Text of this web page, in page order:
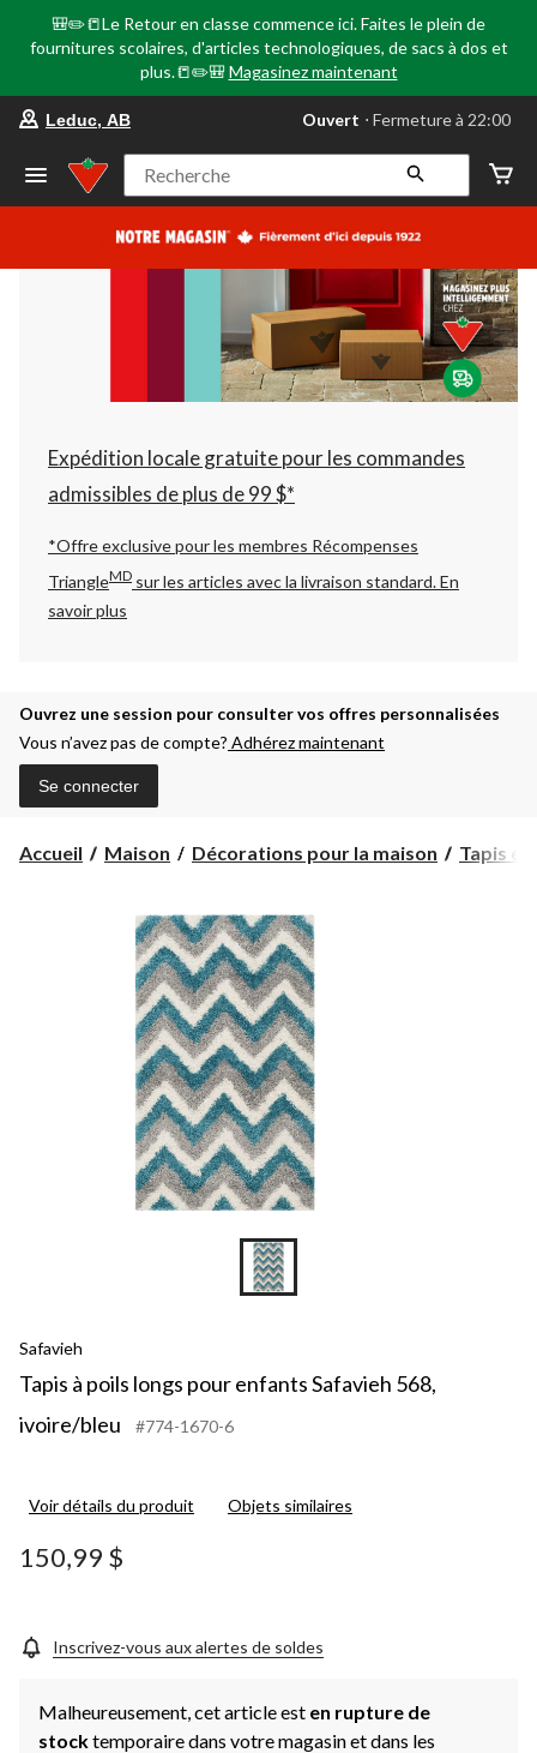
🎒✏️📒Le Retour en classe commence ici. Faites le plein de
fournitures scolaires, d'articles technologiques, de sacs à dos et
plus.📒✏️🎒 Magasinez maintenant
votre
préféré
Leduc,
AB,
courament
Fermeture
à
22:00
cliquer
pour
changer
Leduc, AB Ouvert ⋅ Fermeture à 22:00
Recherche
Expédition locale gratuite pour les commandes
admissibles de plus de 99 $*
*Offre exclusive pour les membres Récompenses
TriangleMD sur les articles avec la livraison standard.En
savoir plus
Ouvrez une session pour consulter vos offres personnalisées
Vous n’avez pas de compte? Adhérez maintenant
Se connecter
Accueil Maison Décorations pour la maison Tapis et
Safavieh
Tapis à poils longs pour enfants Safavieh 568,
ivoire/bleu
#774-1670-6
Voir détails du produit Objets similaires
150,99 $
Inscrivez-vous aux alertes de soldes
Malheureusement, cet article est en rupture de
stocktemporaire dans votre magasin et dans les